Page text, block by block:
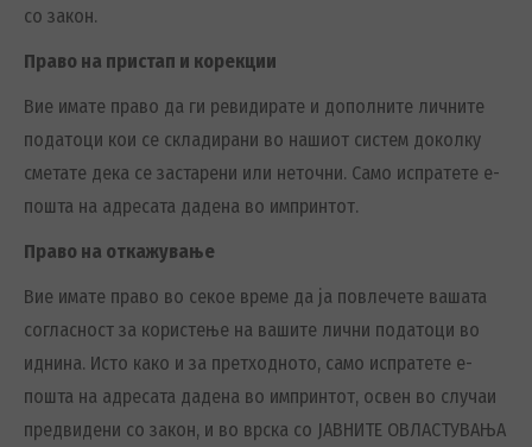
со закон.
Право на пристап и корекции
Вие имате право да ги ревидирате и дополните личните
податоци кои се складирани во нашиот систем доколку
сметате дека се застарени или неточни. Само испратете е-
пошта на адресата дадена во импринтот.
Право на откажување
Вие имате право во секое време да ја повлечете вашата
согласност за користење на вашите лични податоци во
иднина. Исто како и за претходното, само испратете е-
пошта на адресата дадена во импринтот, освен во случаи
предвидени со закон, и во врска со ЈАВНИТЕ ОВЛАСТУВАЊА